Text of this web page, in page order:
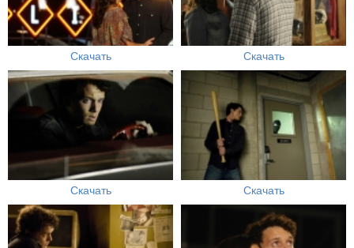
Скачать Скачать
Скачать Скачать